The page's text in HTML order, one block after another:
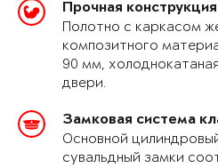
Прочная конструкция
Полотно с каркасом
композитного
90 мм,
двери.
Замковая система
Основной
сувальдный замки